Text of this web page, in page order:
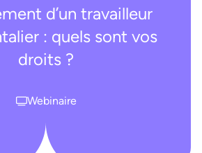
d’un travailleur
: quels sont vos
droits ?
Webinaire